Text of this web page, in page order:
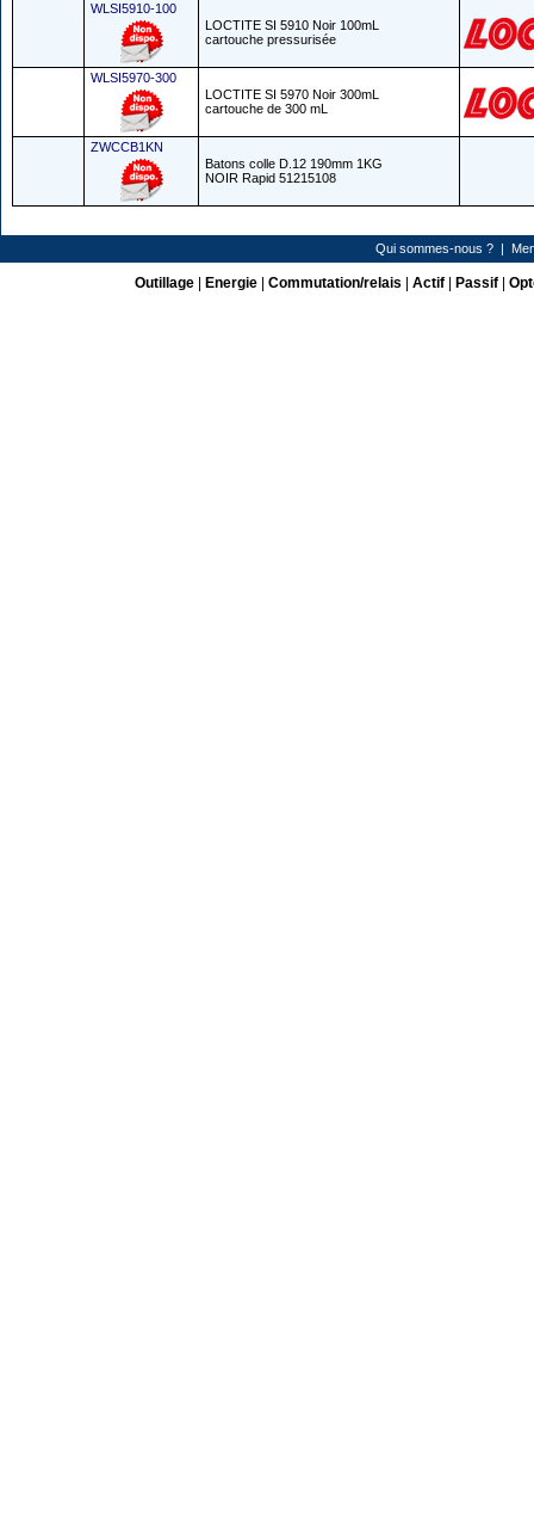
WLSI5910-100
LOCTITE SI 5910 Noir 100mL
cartouche pressurisée
WLSI5970-300
LOCTITE SI 5970 Noir 300mL
cartouche de 300 mL
ZWCCB1KN
Batons colle D.12 190mm 1KG
NOIR Rapid 51215108
Qui sommes-nous ? |
Outillage| Energie| Commutation/relais Actif| Passif|